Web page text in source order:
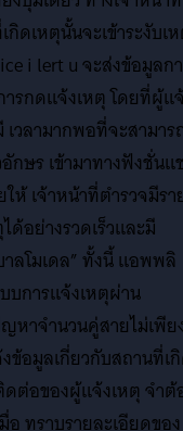
ดเหตุนั้นจะเข้าระงับเ
i lert u จะส่งข้อมูลก
รกดแจ้งเหตุ โดยที่ผู้แ
วลามากพอที่จะสามาร
กษร เข้ามาทางฟังชั่น
ห้ เจ้าหน้าที่ตำรวจมีรา
ด้อย่างรวดเร็วและมี
ลโมเดล” ทั้งนี้ แอพพลิ
บการแจ้งเหตุผ่าน
หาจำนวนคู่สายไม่เพีย
ข้อมูลเกี่ยวกับสถานที่เ
ต่อของผู้แจ้งเหตุ จำต้
ทราบรายละเอียดของ